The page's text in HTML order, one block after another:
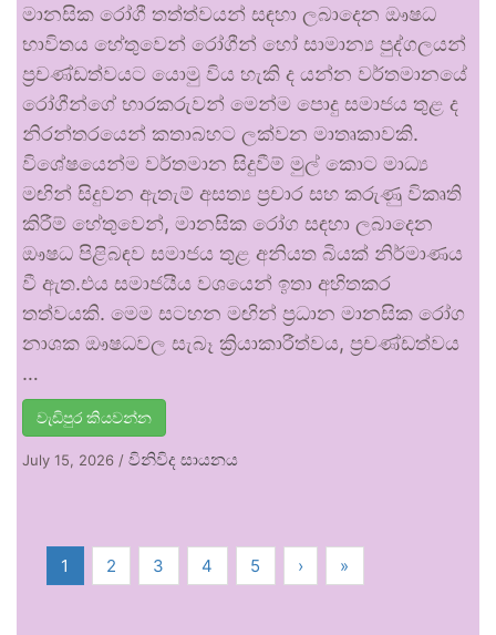
මානසික රෝගී තත්ත්වයන් සඳහා ලබාදෙන ඖෂධ
භාවිතය හේතුවෙන් රෝගීන් හෝ සාමාන්‍ය පුද්ගලයන්
ප්‍රචණ්ඩත්වයට යොමු විය හැකි ද යන්න වර්තමානයේ
රෝගීන්ගේ භාරකරුවන් මෙන්ම පොදු සමාජය තුළ ද
නිරන්තරයෙන් කතාබහට ලක්වන මාතෘකාවකි.
විශේෂයෙන්ම වර්තමාන සිදුවීම් මුල් කොට මාධ්‍ය
මඟින් සිදුවන ඇතැම් අසත්‍ය ප්‍රචාර සහ කරුණු විකෘති
කිරීම් හේතුවෙන්, මානසික රෝග සඳහා ලබාදෙන
ඖෂධ පිළිබඳව සමාජය තුළ අනියත බියක් නිර්මාණය
වී ඇත.එය සමාජයීය වශයෙන් ඉතා අහිතකර
තත්වයකි. මෙම සටහන මඟින් ප්‍රධාන මානසික රෝග
නාශක ඖෂධවල සැබෑ ක්‍රියාකාරීත්වය, ප්‍රචණ්ඩත්වය
…
වැඩිපුර කියවන්න
July 15, 2026 / විනිවිද සායනය
1 2 3 4 5 › »